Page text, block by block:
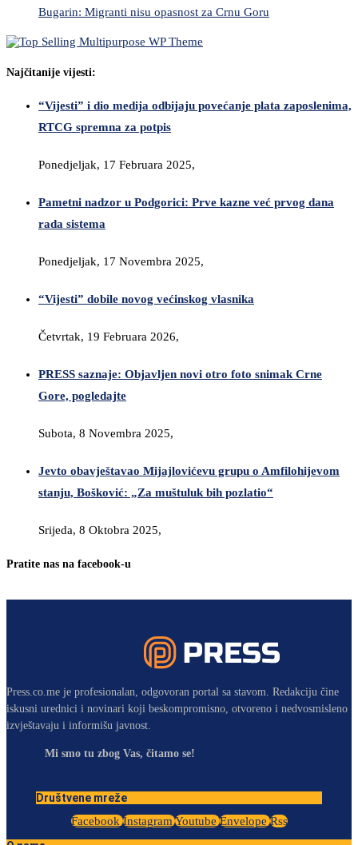
Bugarin: Migranti nisu opasnost za Crnu Goru
Najčitanije vijesti:
“Vijesti” i dio medija odbijaju povećanje plata zaposlenima,
RTCG spremna za potpis
Ponedjeljak, 17 Februara 2025,
Pametni nadzor u Podgorici: Prve kazne već prvog dana
rada sistema
Ponedjeljak, 17 Novembra 2025,
“Vijesti” dobile novog većinskog vlasnika
Četvrtak, 19 Februara 2026,
PRESS saznaje: Objavljen novi otro foto snimak Crne
Gore, pogledajte
Subota, 8 Novembra 2025,
Jevto obavještavao Mijajlovićevu grupu o Amfilohijevom
stanju, Bošković: „Za muštuluk bih pozlatio“
Srijeda, 8 Oktobra 2025,
Pratite nas na facebook-u
Press.co.me je profesionalan, odgovoran portal sa stavom. Redakciju čine
iskusni urednici i novinari koji beskompromisno, otvoreno i nedvosmisleno
izvještavaju i informišu javnost.
Mi smo tu zbog Vas, čitamo se!
Društvene mreže
Facebook Instagram Youtube Envelope Rss